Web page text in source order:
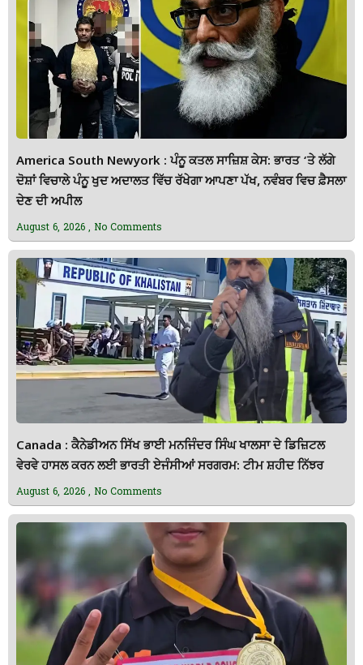
America South Newyork : ਪੰਨੂ ਕਤਲ ਸਾਜ਼ਿਸ਼ ਕੇਸ: ਭਾਰਤ ‘ਤੇ ਲੱਗੇ
ਦੋਸ਼ਾਂ ਵਿਚਾਲੇ ਪੰਨੂ ਖੁਦ ਅਦਾਲਤ ਵਿੱਚ ਰੱਖੇਗਾ ਆਪਣਾ ਪੱਖ, ਨਵੰਬਰ ਵਿਚ ਫ਼ੈਸਲਾ
ਦੇਣ ਦੀ ਅਪੀਲ
August 6, 2026 No Comments
Canada : ਕੈਨੇਡੀਅਨ ਸਿੱਖ ਭਾਈ ਮਨਜਿੰਦਰ ਸਿੰਘ ਖਾਲਸਾ ਦੇ ਡਿਜ਼ਿਟਲ
ਵੇਰਵੇ ਹਾਸਲ ਕਰਨ ਲਈ ਭਾਰਤੀ ਏਜੰਸੀਆਂ ਸਰਗਰਮ: ਟੀਮ ਸ਼ਹੀਦ ਨਿੱਝਰ
August 6, 2026 No Comments